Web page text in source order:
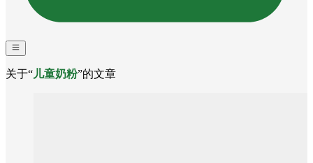
关于“儿童奶粉”的文章